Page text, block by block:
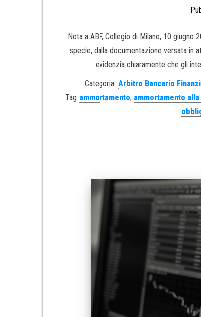
Nota a ABF, Collegio di Milano, 10 giugno
specie, dalla documentazione versata in
evidenzia chiaramente che gli
Categoria: Arbitro Bancario
Tag ammortamento, ammortamento